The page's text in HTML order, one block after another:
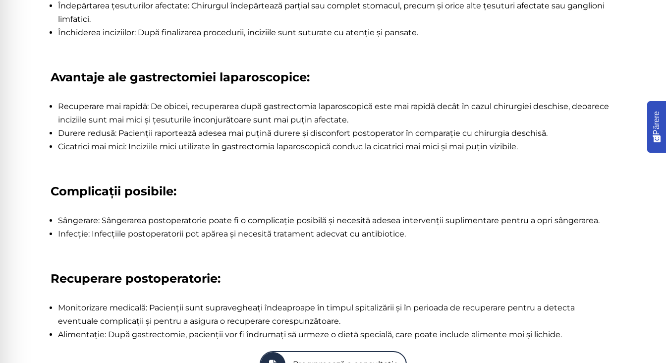
Îndepărtarea țesuturilor afectate: Chirurgul îndepărtează parțial sau complet stomacul, precum și orice alte țesuturi afectate sau ganglioni
limfatici.
Închiderea inciziilor: După finalizarea procedurii, inciziile sunt suturate cu atenție și pansate.
Avantaje ale gastrectomiei laparoscopice:
Recuperare mai rapidă: De obicei, recuperarea după gastrectomia laparoscopică este mai rapidă decât în cazul chirurgiei deschise, deoarece
inciziile sunt mai mici și țesuturile înconjurătoare sunt mai puțin afectate.
Durere redusă: Pacienții raportează adesea mai puțină durere și disconfort postoperator în comparație cu chirurgia deschisă.
Cicatrici mai mici: Inciziile mici utilizate în gastrectomia laparoscopică conduc la cicatrici mai mici și mai puțin vizibile.
Complicații posibile:
Sângerare: Sângerarea postoperatorie poate fi o complicație posibilă și necesită adesea intervenții suplimentare pentru a opri sângerarea.
Infecție: Infecțiile postoperatorii pot apărea și necesită tratament adecvat cu antibiotice.
Recuperare postoperatorie:
Monitorizare medicală: Pacienții sunt supravegheați îndeaproape în timpul spitalizării și în perioada de recuperare pentru a detecta
eventuale complicații și pentru a asigura o recuperare corespunzătoare.
Alimentație: După gastrectomie, pacienții vor fi îndrumați să urmeze o dietă specială, care poate include alimente moi și lichide.
Părere